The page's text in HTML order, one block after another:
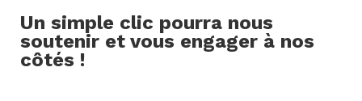
Un simple clic pourra nous
soutenir et vous engager à nos
côtés !